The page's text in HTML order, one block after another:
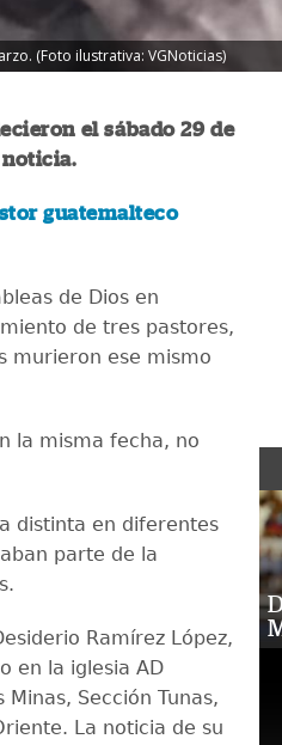
(Foto ilustrativa: VGNoticias)
el sábado 29 de
noticia.
guatemalteco
de Dios en
de tres pastores,
murieron ese mismo
la misma fecha, no
distinta en diferentes
parte de la
Ramírez López,
en la iglesia AD
Sección Tunas,
La noticia de su